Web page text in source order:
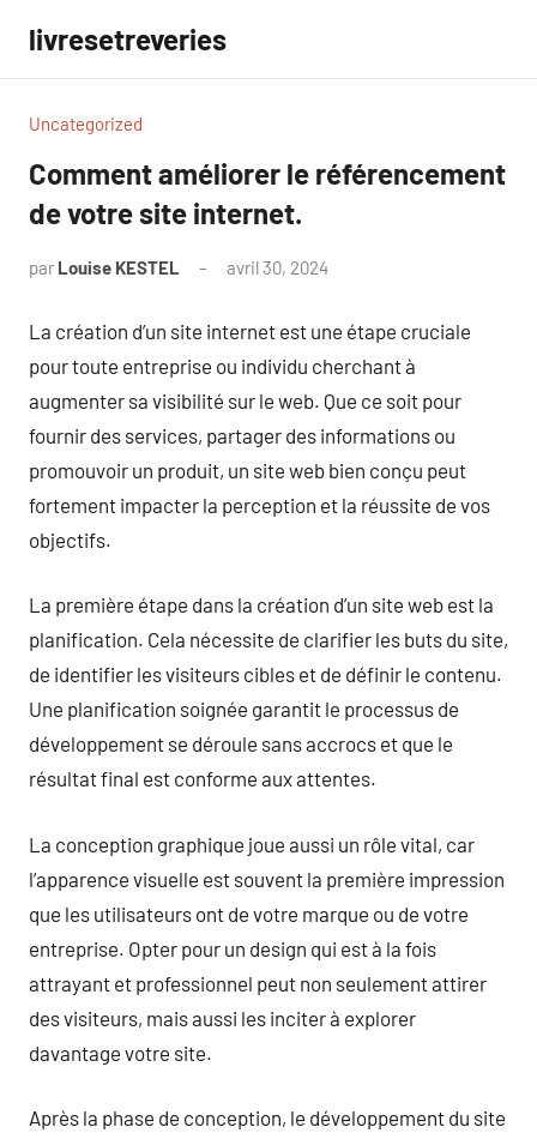
contenu
livresetreveries
Uncategorized
Comment améliorer le référencement
de votre site internet.
par Louise KESTEL avril 30, 2024
La création d’un site internet est une étape cruciale
pour toute entreprise ou individu cherchant à
augmenter sa visibilité sur le web. Que ce soit pour
fournir des services, partager des informations ou
promouvoir un produit, un site web bien conçu peut
fortement impacter la perception et la réussite de vos
objectifs.
La première étape dans la création d’un site web est la
planification. Cela nécessite de clarifier les buts du site,
de identifier les visiteurs cibles et de définir le contenu.
Une planification soignée garantit le processus de
développement se déroule sans accrocs et que le
résultat final est conforme aux attentes.
La conception graphique joue aussi un rôle vital, car
l’apparence visuelle est souvent la première impression
que les utilisateurs ont de votre marque ou de votre
entreprise. Opter pour un design qui est à la fois
attrayant et professionnel peut non seulement attirer
des visiteurs, mais aussi les inciter à explorer
davantage votre site.
Après la phase de conception, le développement du site